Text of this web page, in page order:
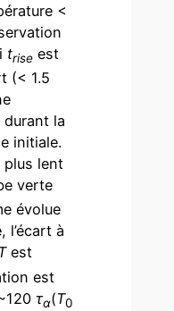
<
trise est
(< 1.5
durant la
initiale.
plus lent
verte
évolue
l’écart à
Test
est
τα(T0